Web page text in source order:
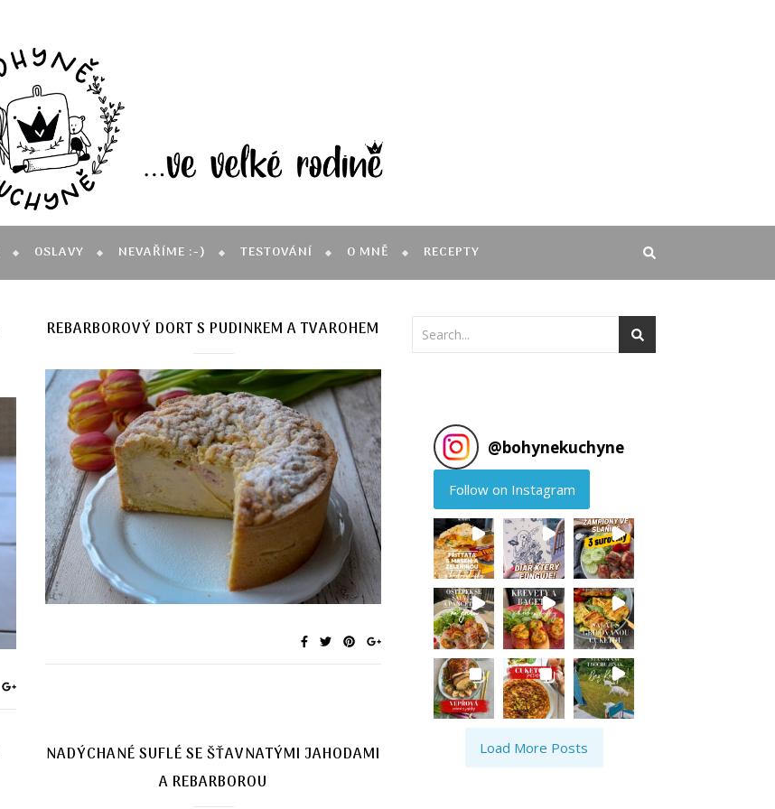
OSLAVY NEVAŘÍME :-) TESTOVÁNÍ O MNĚ RECEPTY
REBARBOROVÝ DORT S PUDINKEM A TVAROHEM
NADÝCHANÉ SUFLÉ SE ŠŤAVNATÝMI JAHODAMI
A REBARBOROU
@bohynekuchyne
Follow on Instagram
Load More Posts